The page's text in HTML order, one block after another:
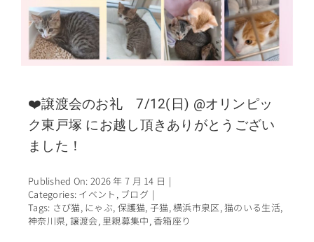
❤️譲渡会のお礼 7/12(日) @オリンピッ
ク東戸塚 にお越し頂きありがとうござい
ました！
Published On: 2026 年 7 月 14 日 |
Categories: イベント , ブログ |
Tags: さび猫, にゃぶ, 保護猫,子猫,横浜市泉区,猫のいる生活,
神奈川県, 譲渡会, 里親募集中,香箱座り